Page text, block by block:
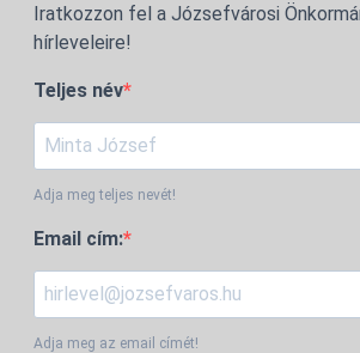
Iratkozzon fel a Józsefvárosi
hírleveleire!
Teljes név
Adja meg teljes nevét!
Email cím:
Adja meg az email címét!